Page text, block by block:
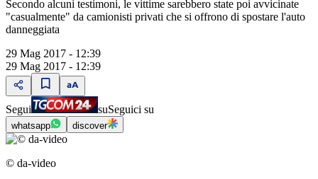
Secondo alcuni testimoni, le vittime sarebbero state poi avvicinate
"casualmente" da camionisti privati che si offrono di spostare l'auto
danneggiata
29 Mag 2017 - 12:39
29 Mag 2017 - 12:39
Segui suSeguici su
whatsapp discover
© da-video